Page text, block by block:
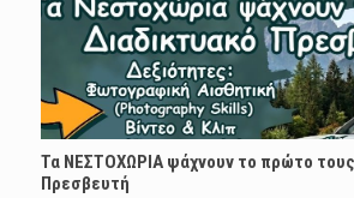
Τα ΝΕΣΤΟΧΩΡΙΑ ψάχνουν το πρώτο
Πρεσβευτή